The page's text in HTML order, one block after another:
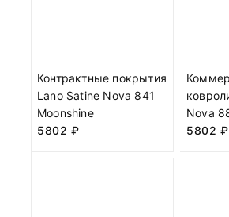
Контрактные покрытия
Lano Satine Nova 841
Moonshine
5802 ₽
Nova
5802 ₽